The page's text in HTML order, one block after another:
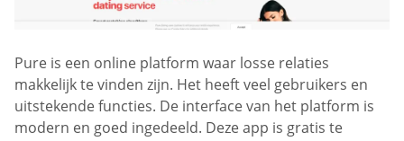
Pure is een online platform waar losse relaties
makkelijk te vinden zijn. Het heeft veel gebruikers en
uitstekende functies. De interface van het platform is
modern en goed ingedeeld. Deze app is gratis te